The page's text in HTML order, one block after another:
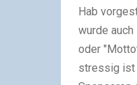
Hab
wurde
oder
stressig ist